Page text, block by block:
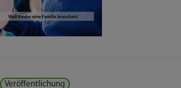
Veröffentlichung